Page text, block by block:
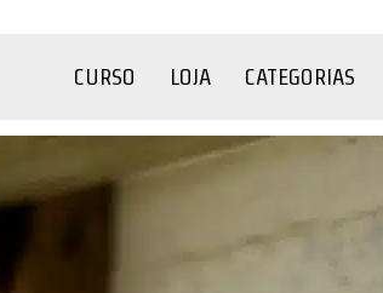
CURSO LOJA CATEGORIAS